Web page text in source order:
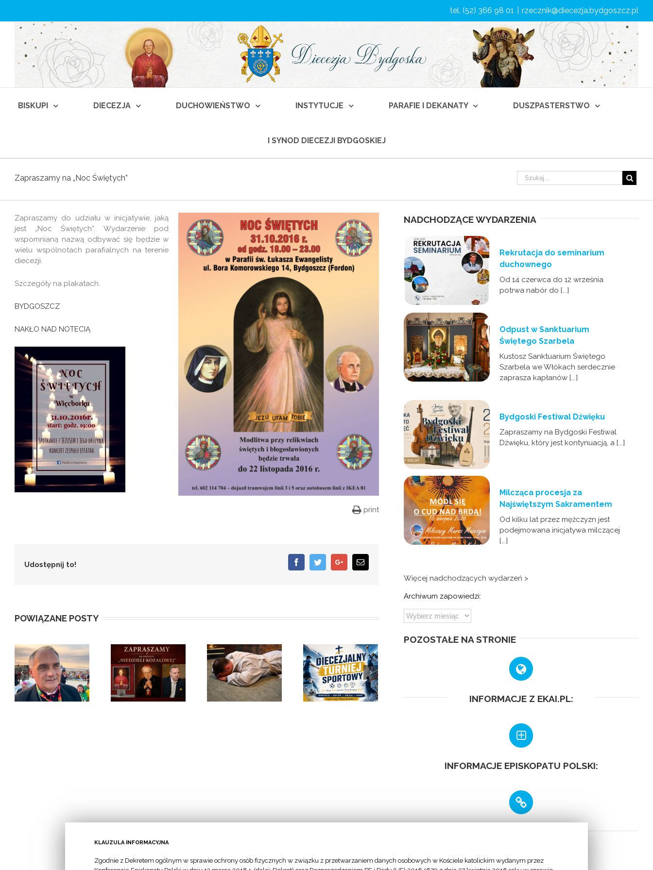
tel. (52) 366 98 01 rzecznik@diecezja.bydgoszcz.pl
BISKUPI DIECEZJA DUCHOWIEŃSTWO INSTYTUCJE PARAFIE I DEKANATY DUSZPASTERSTWO
I SYNOD DIECEZJI BYDGOSKIEJ
Zapraszamy na „Noc Świętych”
Zapraszamy do udziału w inicjatywie, jaką
jest „Noc Świętych”. Wydarzenie pod
wspomnianą nazwą odbywać się będzie w
wielu wspólnotach parafialnych na terenie
diecezji.
Szczegóły na plakatach.
BYDGOSZCZ
NAKŁO NAD NOTECIĄ
print
Udostępnij to! FacebookTwitterGoogle+Email
POWIĄZANE POSTY
Zapraszamy do
udziału w
obchodach
Rekolekcje dla
rozeznających
powołanie
Diecezjalny
turniej
sportowy
Diecezjalne
spotkanie
dzieci
NADCHODZĄCE WYDARZENIA
Rekrutacja do seminarium
duchownego
Od 14 czerwca do 12 września
potrwa nabór do [...]
Odpust w Sanktuarium
Świętego Szarbela
Kustosz Sanktuarium Świętego
Szarbela we Włókach serdecznie
zaprasza kapłanów [...]
Bydgoski Festiwal Dźwięku
Zapraszamy na Bydgoski Festiwal
Dźwięku, który jest kontynuacją, a [...]
Milcząca procesja za
Najświętszym Sakramentem
Od kilku lat przez mężczyzn jest
podejmowana inicjatywa milczącej
[...]
Więcej nadchodzących wydarzeń >
Archiwum zapowiedzi:
POZOSTAŁE NA STRONIE
INFORMACJE Z EKAI.PL:
INFORMACJE EPISKOPATU POLSKI:
- Stolica Apostolska
KLAUZULA INFORMACYJNA
Zgodnie z Dekretem ogólnym w sprawie ochrony osób fizycznych w związku z przetwarzaniem danych osobowych w Kościele katolickim wydanym przez